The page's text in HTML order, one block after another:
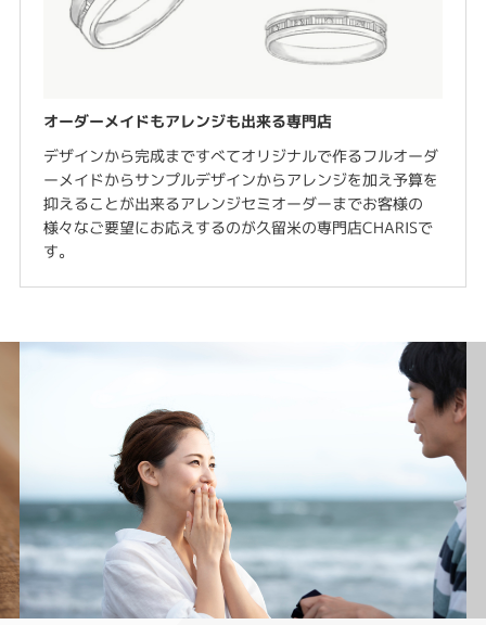
オーダーメイドもアレンジも出来る専門店
デザインから完成まですべてオリジナルで作るフルオーダ
ーメイドからサンプルデザインからアレンジを加え予算を
抑えることが出来るアレンジセミオーダーまでお客様の
様々なご要望にお応えするのが久留米の専門店CHARISで
す。